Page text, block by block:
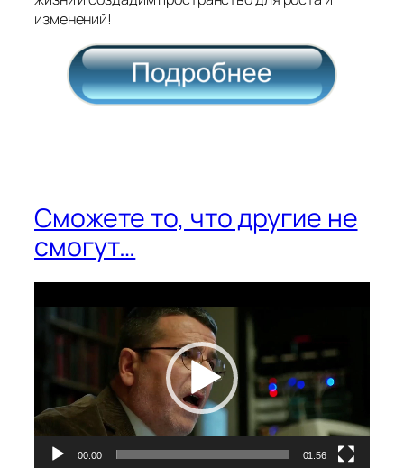
изменений!
Сможете то, что другие не
смогут…
00:00 01:56